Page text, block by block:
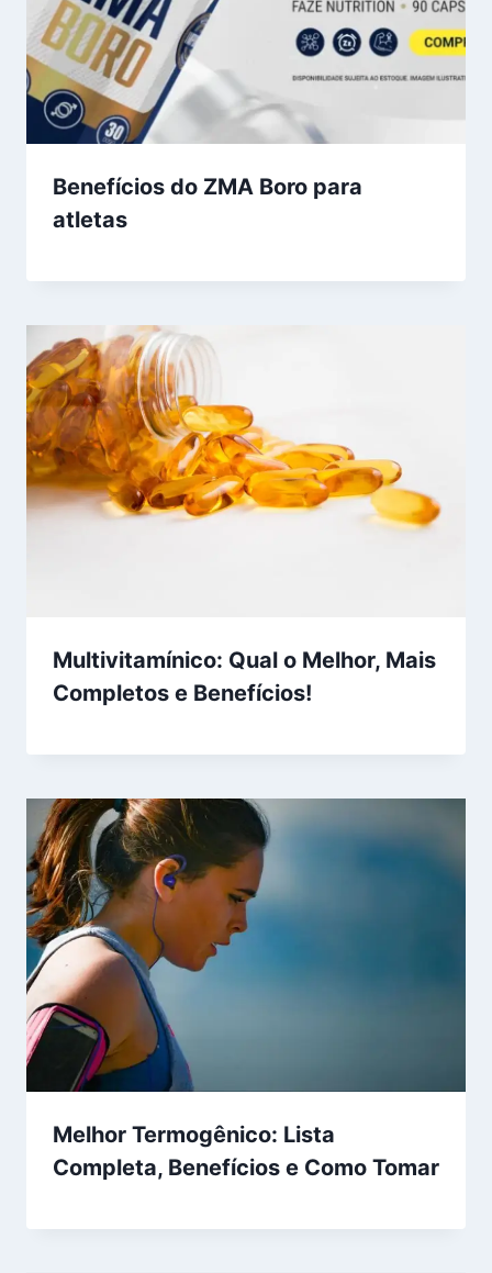
Benefícios do ZMA Boro para
atletas
Multivitamínico: Qual o Melhor, Mais
Completos e Benefícios!
Melhor Termogênico: Lista
Completa, Benefícios e Como Tomar